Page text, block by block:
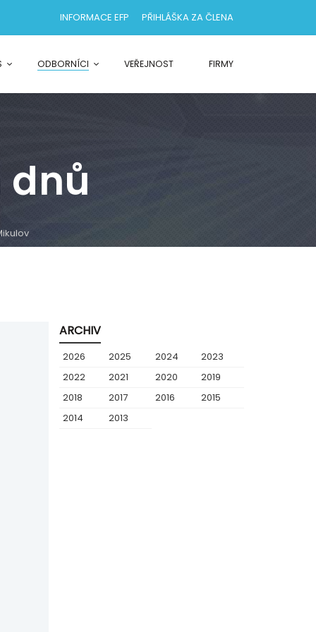
INFORMACE EFP PŘIHLÁŠKA ZA ČLENA
ODBORNÍCI VEŘEJNOST FIRMY
ARCHIV
2026 2025 2024
2023
2022
2021 2020
2019
2018
2017 2016
2015
2014
2013